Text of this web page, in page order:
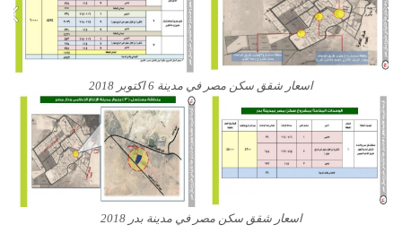
اسعار شقق سكن مصر في مدينة 6 اكتوبر 2018
اسعار شقق سكن مصر في مدينة بدر 2018